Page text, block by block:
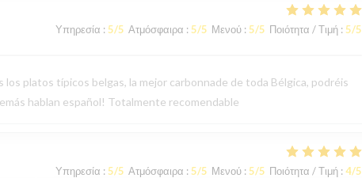
Υπηρεσία : 5/5 Ατμόσφαιρα : 5/5 Μενού: 5/5 Ποιότητα / Τιμή: 5/5
platos típicos belgas, la mejor carbonnade de toda Bélgica, podréis
hablan español! Totalmente recomendable
Υπηρεσία : 5/5 Ατμόσφαιρα : 5/5 Μενού: 5/5 Ποιότητα / Τιμή: 4/5